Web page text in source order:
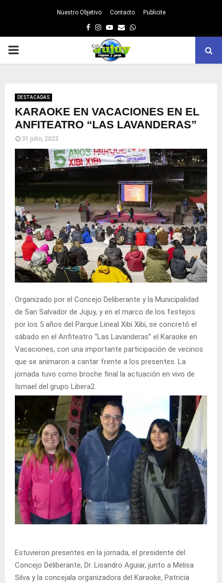
Nuestro Objetivo Contacto Publicite
Facebook
Instagram
Youtube
EmailWhatsapp
PRIMARY
DESTACADAS
KARAOKE EN VACACIONES EN EL
ANFITEATRO “LAS LAVANDERAS”
31 julio, 2023
Organizado por el Concejo Deliberante y la Municipalidad
de San Salvador de Jujuy, y en el marco de los festejos
por los 5 años del Parque Lineal Xibi Xibi, se concretó el
sábado en el Anfiteatro “Las Lavanderas” el Karaoke en
Vacaciones, con una importante participación de vecinos
que se animaron a cantar frente a los presentes. La
jornada tuvo como broche final la actuación en vivo de
Ismael del grupo Libera2.
Estuvieron presentes en la jornada, el presidente del
Concejo Deliberante, Dr. Lisandro Aguiar, junto a Melisa
Silva y la concejala organizadora del Karaoke, Patricia